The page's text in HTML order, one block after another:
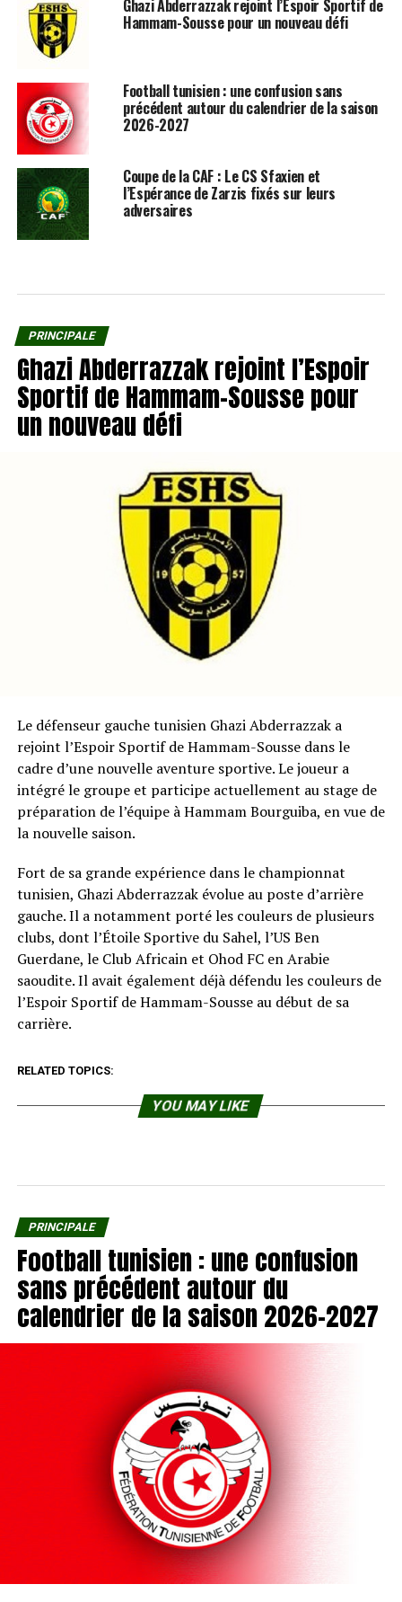
Ghazi Abderrazzak rejoint l’Espoir Sportif de
Hammam-Sousse pour un nouveau défi
Football tunisien : une confusion sans
précédent autour du calendrier de la saison
2026-2027
Coupe de la CAF : Le CS Sfaxien et
l’Espérance de Zarzis fixés sur leurs
adversaires
PRINCIPALE
Ghazi Abderrazzak rejoint l’Espoir
Sportif de Hammam-Sousse pour
un nouveau défi
Le défenseur gauche tunisien Ghazi Abderrazzak a
rejoint l’Espoir Sportif de Hammam-Sousse dans le
cadre d’une nouvelle aventure sportive. Le joueur a
intégré le groupe et participe actuellement au stage de
préparation de l’équipe à Hammam Bourguiba, en vue de
la nouvelle saison.
Fort de sa grande expérience dans le championnat
tunisien, Ghazi Abderrazzak évolue au poste d’arrière
gauche. Il a notamment porté les couleurs de plusieurs
clubs, dont l’Étoile Sportive du Sahel, l’US Ben
Guerdane, le Club Africain et Ohod FC en Arabie
saoudite. Il avait également déjà défendu les couleurs de
l’Espoir Sportif de Hammam-Sousse au début de sa
carrière.
RELATED TOPICS:
YOU MAY LIKE
PRINCIPALE
Football tunisien : une confusion
sans précédent autour du
calendrier de la saison 2026-2027